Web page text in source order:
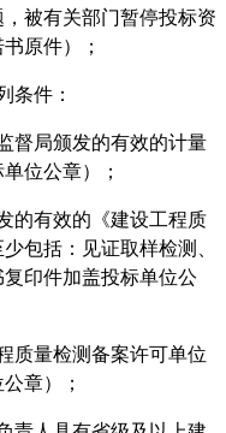
被有关部门暂停投标资
原件）；
条件：
督局颁发的有效的计量
单位公章） ；
的有效的《建设工程质
包括：见证取样检测、
印件加盖投标单位公
质量检测备案许可单位
公章） ；